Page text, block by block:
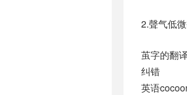
2.聲气低微
茧字的翻译
纠错
英语